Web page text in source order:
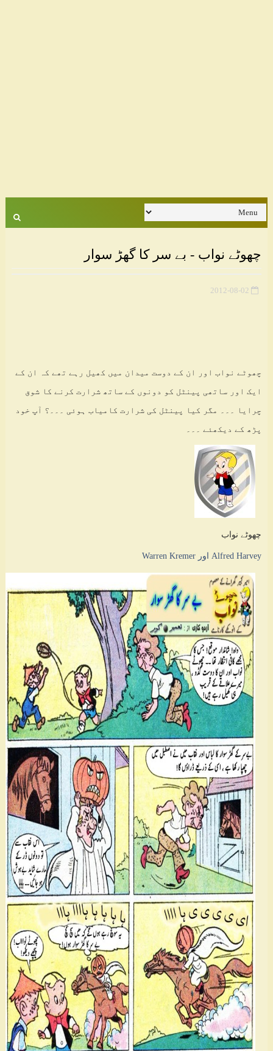
چھوٹے نواب - بے سر کا گھڑ سوار
2012-08-02
چھوٹے نواب اور ان کے دوست میدان میں کھیل رہے تھے کہ ان کے
ایک اور ساتھی پینٹل کو دونوں کے ساتھ شرارت کرنے کا شوق
چرایا ۔۔۔ مگر کیا پینٹل کی شرارت کامیاب ہوئی ۔۔۔؟ آپ خود
پڑھ کے دیکھئے ۔۔۔
چھوٹے نواب
Alfred Harvey اور Warren Kremer